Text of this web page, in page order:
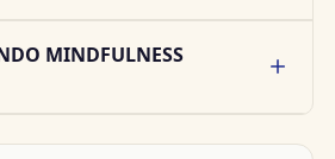
MINDFULNESS